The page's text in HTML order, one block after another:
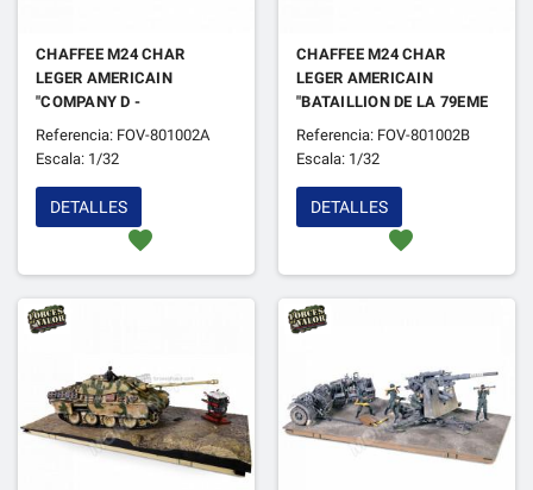
CHAFFEE M24 CHAR
LEGER AMERICAIN
"COMPANY D -
BATAILLION DE LA 36EME
- 8EME DIVISION BLINDE -
SUD 1950
Referencia: FOV-801002A
Escala: 1/32
favorite
DETALLES
CHAFFEE M24 CHAR
LEGER AMERICAIN
"BATAILLION DE LA 79EME
- HAN RIVER" COREE DU
SUD 1950
Referencia: FOV-801002B
Escala: 1/32
favorite
DETALLES